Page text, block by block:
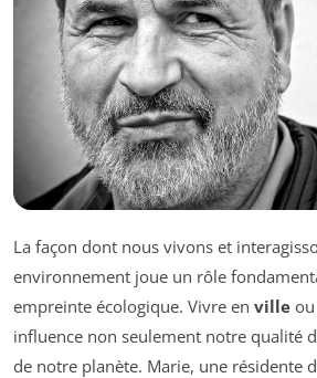
La façon dont nous vivons et
environnement joue un rôle
empreinte écologique. Vivre en ville
influence non seulement notre qualité
de notre planète. Marie, une résidente